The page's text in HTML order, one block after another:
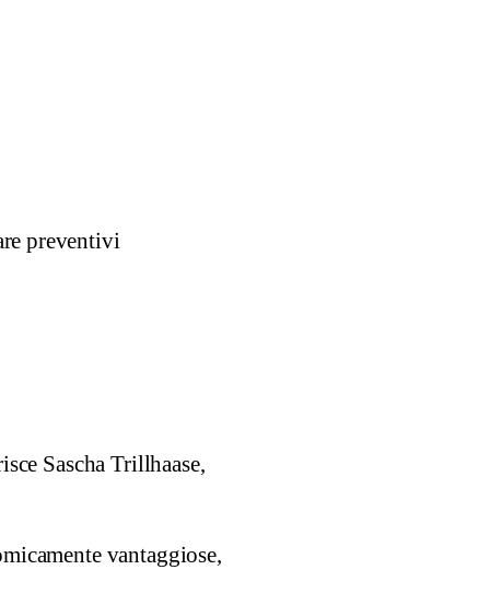
preventivi
Sascha Trillhaase,
vantaggiose,